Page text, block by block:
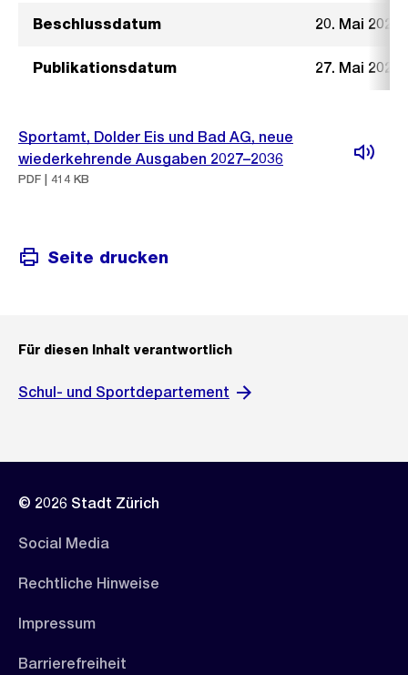
Beschlussdatum 20. Mai 2026
Publikationsdatum 27. Mai 2026
Sportamt, Dolder Eis und Bad AG, neue
wiederkehrende Ausgaben 2027–2036
PDF | 414 KB
Seite drucken
Für diesen Inhalt verantwortlich
Schul- und Sportdepartement
© 2026 Stadt Zürich
Social Media
Rechtliche Hinweise
Impressum
Barrierefreiheit